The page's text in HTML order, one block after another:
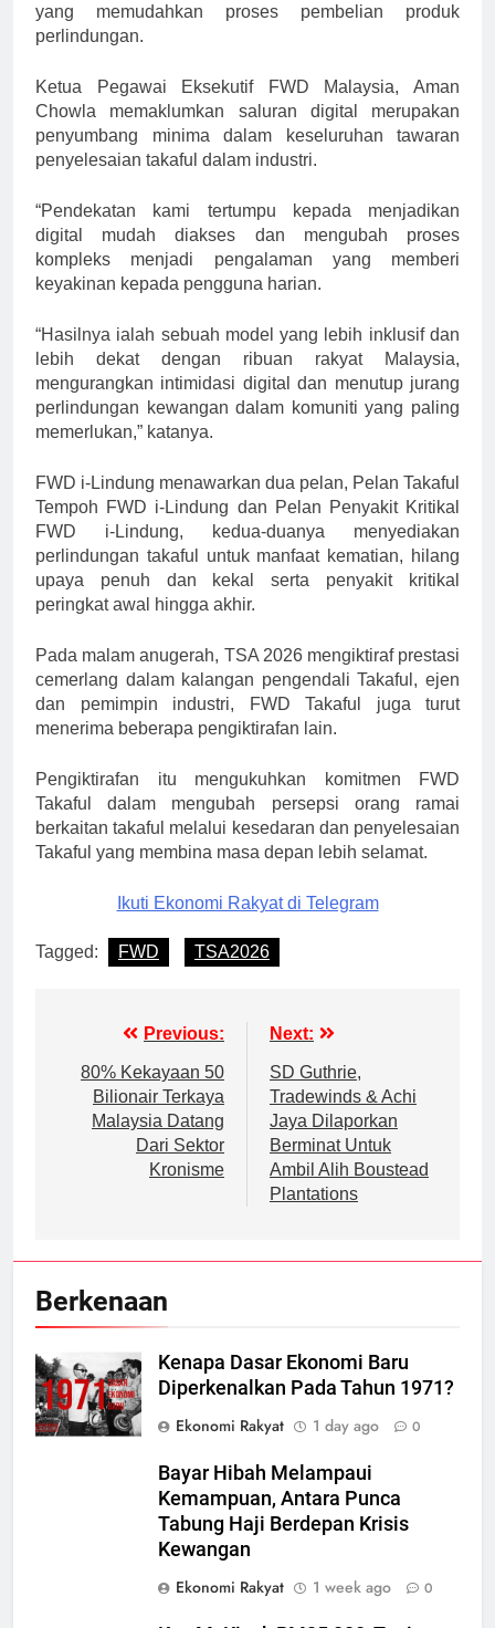
yang memudahkan proses pembelian produk
perlindungan.
Ketua Pegawai Eksekutif FWD Malaysia, Aman
Chowla memaklumkan saluran digital merupakan
penyumbang minima dalam keseluruhan tawaran
penyelesaian takaful dalam industri.
“Pendekatan kami tertumpu kepada menjadikan
digital mudah diakses dan mengubah proses
kompleks menjadi pengalaman yang memberi
keyakinan kepada pengguna harian.
“Hasilnya ialah sebuah model yang lebih inklusif dan
lebih dekat dengan ribuan rakyat Malaysia,
mengurangkan intimidasi digital dan menutup jurang
perlindungan kewangan dalam komuniti yang paling
memerlukan,” katanya.
FWD i-Lindung menawarkan dua pelan, Pelan Takaful
Tempoh FWD i-Lindung dan Pelan Penyakit Kritikal
FWD i-Lindung, kedua-duanya menyediakan
perlindungan takaful untuk manfaat kematian, hilang
upaya penuh dan kekal serta penyakit kritikal
peringkat awal hingga akhir.
Pada malam anugerah, TSA 2026 mengiktiraf prestasi
cemerlang dalam kalangan pengendali Takaful, ejen
dan pemimpin industri, FWD Takaful juga turut
menerima beberapa pengiktirafan lain.
Pengiktirafan itu mengukuhkan komitmen FWD
Takaful dalam mengubah persepsi orang ramai
berkaitan takaful melalui kesedaran dan penyelesaian
Takaful yang membina masa depan lebih selamat.
Ikuti Ekonomi Rakyat di Telegram
Tagged: FWD TSA2026
navigation
Previous:
80% Kekayaan 50
Bilionair Terkaya
Malaysia Datang
Dari Sektor
Kronisme
Next:
SD Guthrie,
Tradewinds & Achi
Jaya Dilaporkan
Berminat Untuk
Ambil Alih Boustead
Plantations
Berkenaan
Kenapa Dasar Ekonomi Baru
Diperkenalkan Pada Tahun 1971?
Ekonomi Rakyat
1 day ago 0
Bayar Hibah Melampaui
Kemampuan, Antara Punca
Tabung Haji Berdepan Krisis
Kewangan
Ekonomi Rakyat
1 week ago 0